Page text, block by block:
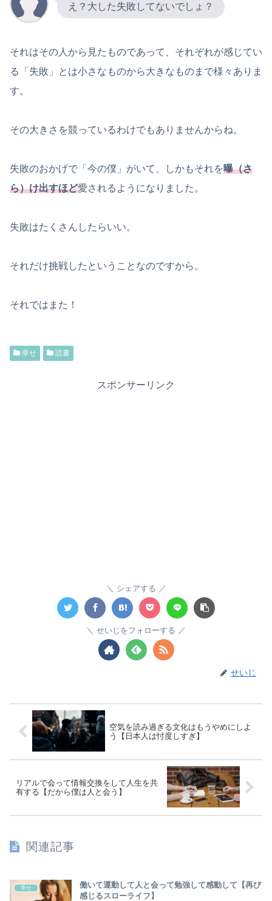
え？大した失敗してないでしょ？
それはその人から見たものであって、それぞれが感じてい
る「失敗」とは小さなものから大きなものまで様々ありま
す。
その大きさを競っているわけでもありませんからね。
失敗のおかげで「今の僕」がいて、しかもそれを曝（さ
ら）け出すほど愛されるようになりました。
失敗はたくさんしたらいい。
それだけ挑戦したということなのですから。
それではまた！
幸せ 読書
スポンサーリンク
シェアする
せいじをフォローする
せいじ
空気を読み過ぎる文化はもうやめにしよ
う【日本人は忖度しすぎ】
リアルで会って情報交換をして人生を共
有する【だから僕は人と会う】
関連記事
幸せ
働いて運動して人と会って勉強して感動して【再び
感じるスローライフ】